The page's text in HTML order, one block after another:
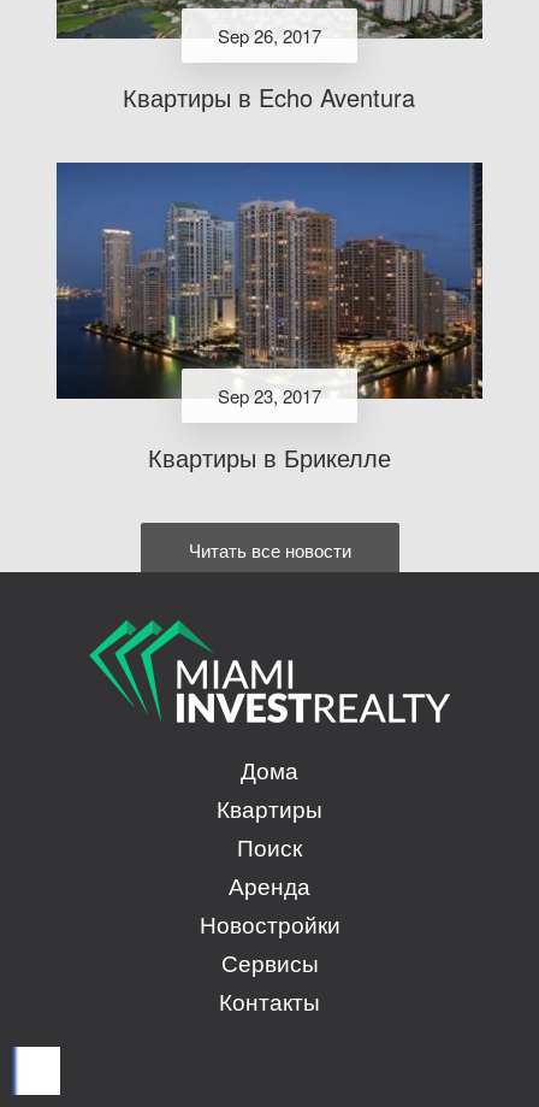
Sep 26, 2017
Квартиры в Echo Aventura
Sep 23, 2017
Квартиры в Брикелле
Читать все новости
Дома
Квартиры
Поиск
Аренда
Новостройки
Сервисы
Контакты